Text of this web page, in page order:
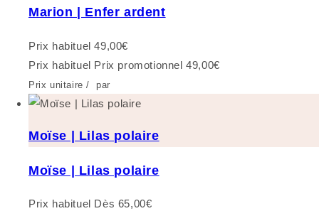
Marion | Enfer ardent
Prix habituel 49,00€
Prix habituel Prix promotionnel 49,00€
Prix unitaire / par
Moïse | Lilas polaire
Moïse | Lilas polaire
Prix habituel Dès 65,00€